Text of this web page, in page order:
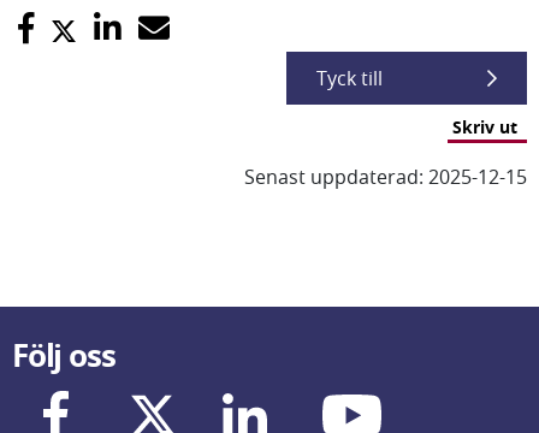
Tyck till
Skriv ut
Senast uppdaterad: 2025-12-15
Följ oss